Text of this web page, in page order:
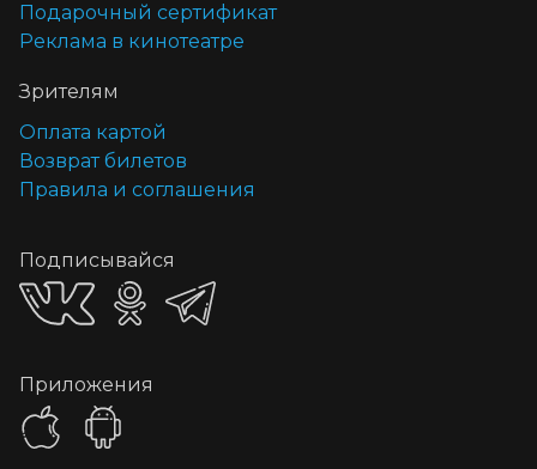
Подарочный сертификат
Реклама в кинотеатре
Зрителям
Оплата картой
Возврат билетов
Правила и соглашения
Подписывайся
Приложения